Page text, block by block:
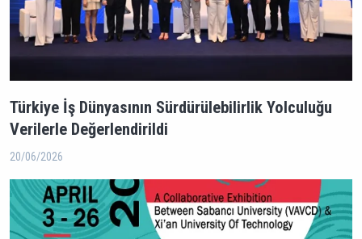
Türkiye İş Dünyasının Sürdürülebilirlik Yolculuğu
Verilerle Değerlendirildi
20/06/2026